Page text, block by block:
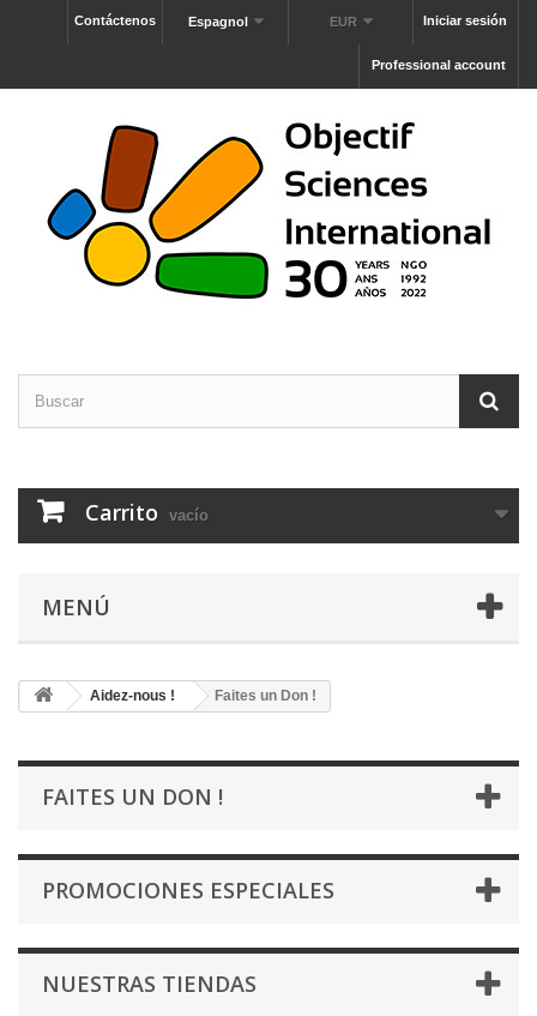
Iniciar sesión
EUR
Espagnol
Contáctenos
Professional account
Carrito vacío
MENÚ
Aidez-nous ! Faites un Don !
FAITES UN DON !
PROMOCIONES ESPECIALES
NUESTRAS TIENDAS